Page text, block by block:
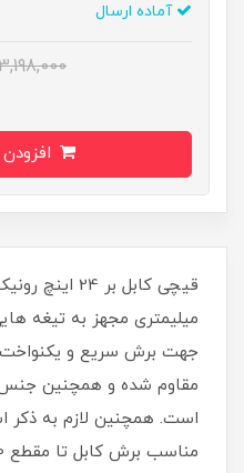
آماده ارسال
میلیمتری مجهز به تیغه
جهت برش سریع و یکنواخت،
است. همچنین لازم به ذکر